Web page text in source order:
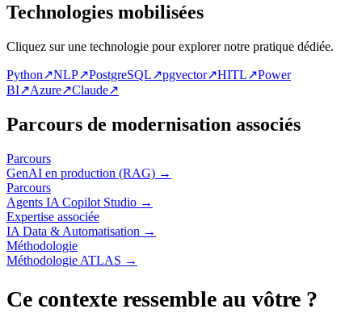
Technologies mobilisées
Cliquez sur une technologie pour explorer notre pratique dédiée.
Python↗NLP↗PostgreSQL↗pgvector↗HITL↗Power
BI↗Azure↗Claude↗
Parcours de modernisation associés
Parcours
GenAI en production (RAG) →
Parcours
Agents IA Copilot Studio →
Expertise associée
IA Data & Automatisation →
Méthodologie
Méthodologie ATLAS →
Ce contexte ressemble au vôtre ?